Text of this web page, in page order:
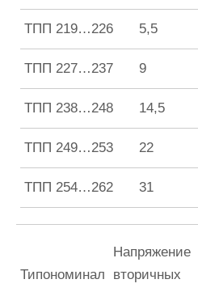
ТПП 219…226 5,5
ТПП 227…237 9
ТПП 238…248 14,5
ТПП 249…253 22
ТПП 254…262 31
Типономинал
Напряжение
вторичных